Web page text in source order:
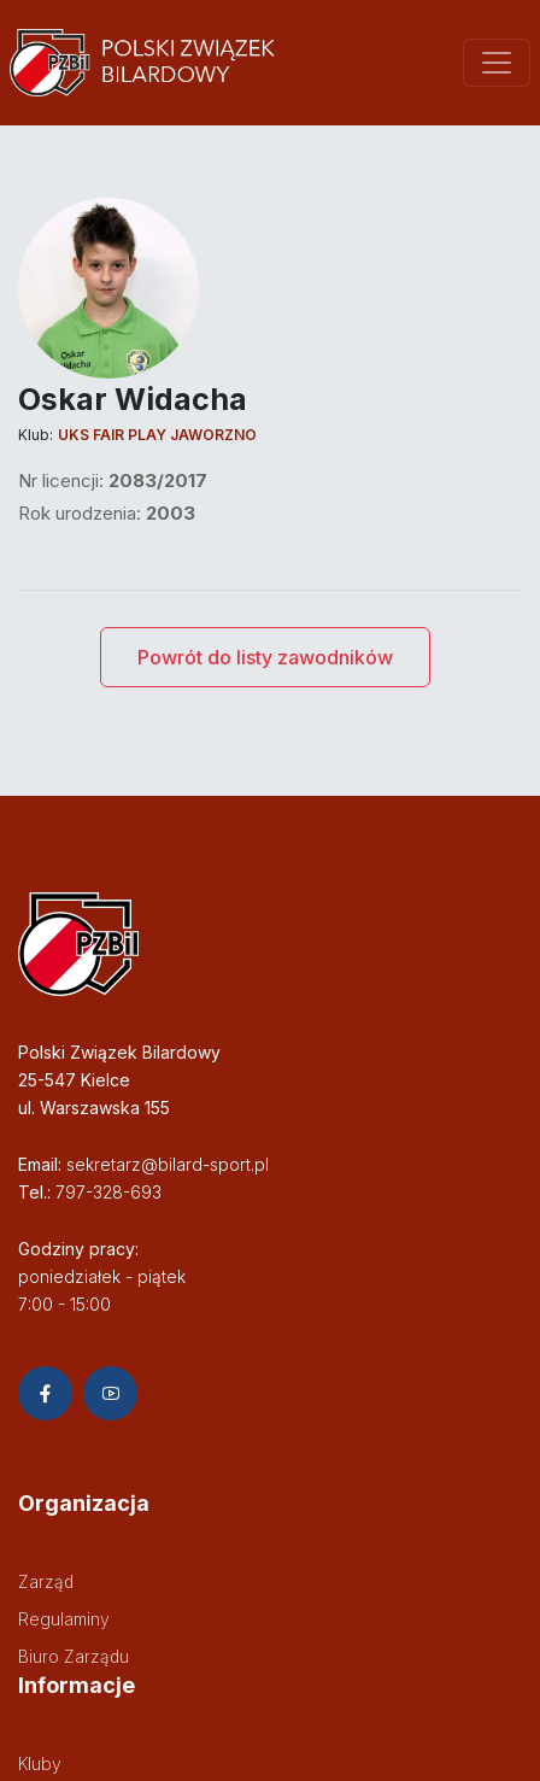
Oskar Widacha
Klub: UKS FAIR PLAY JAWORZNO
Nr licencji: 2083/2017
Rok urodzenia: 2003
Powrót do listy zawodników
Polski Związek Bilardowy
25-547 Kielce
ul. Warszawska 155
Email: sekretarz@bilard-sport.pl
Tel.: 797-328-693
Godziny pracy:
poniedziałek - piątek
7:00 - 15:00
Organizacja
Zarząd
Regulaminy
Biuro Zarządu
Informacje
Kluby